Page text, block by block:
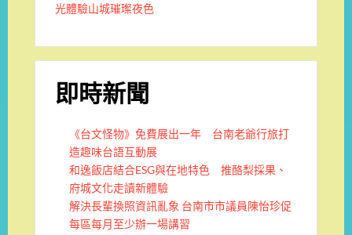
光體驗山城璀璨夜色
即時新聞
《台文怪物》免費展出一年 台南老爺行旅打
造趣味台語互動展
和逸飯店結合ESG與在地特色 推酪梨採果、
府城文化走讀新體驗
解決長輩換照資訊亂象 台南市市議員陳怡珍促
每區每月至少辦一場講習